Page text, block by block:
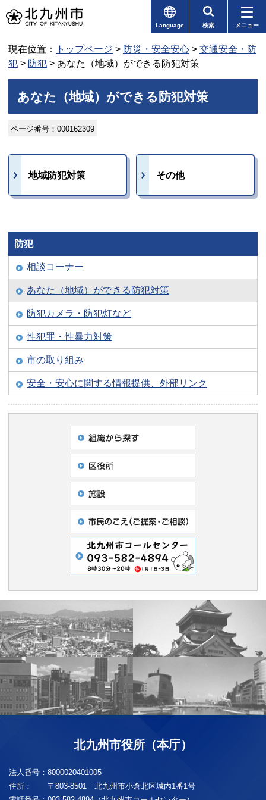
Language 検索 メニュー
現在位置： トップページ > 防災・安全安心 > 交通安全・防
犯 > 防犯 > あなた（地域）ができる防犯対策
あなた（地域）ができる防犯対策
ページ番号：000162309
地域防犯対策 その他
防犯
相談コーナー
あなた（地域）ができる防犯対策
防犯カメラ・防犯灯など
性犯罪・性暴力対策
市の取り組み
安全・安心に関する情報提供、外部リンク
北九州市役所（本庁）
法人番号： 8000020401005
住所：
〒803-8501 北九州市小倉北区城内1番1号